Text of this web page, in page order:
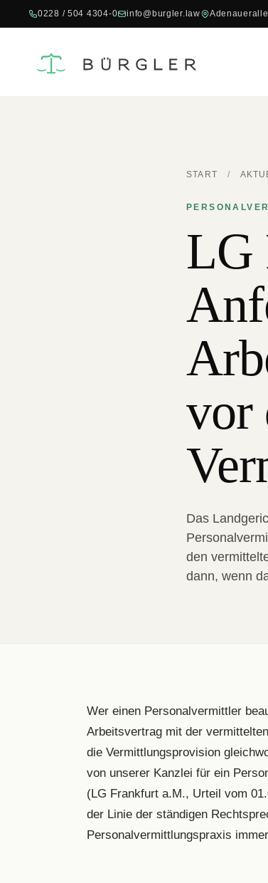
0228 / 504 4304-0 info@burgler.law
START /
LG
vor
Das
den
dann, wenn
Wer einen Personalvermittler
Arbeitsvertrag mit der
die Vermittlungsprovision
von unserer Kanzlei für ein
(LG Frankfurt a.M., Urteil vom
der Linie der ständigen
Personalvermittlungspraxis